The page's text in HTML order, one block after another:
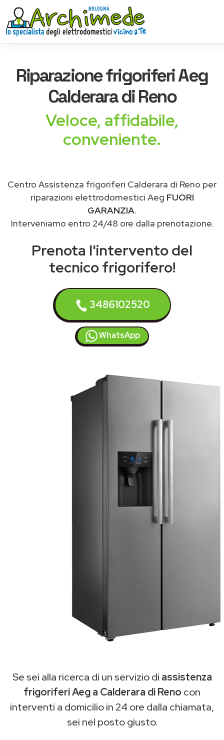
Riparazionefrigoriferi Aeg
Calderara di Reno
Veloce, affidabile,
conveniente.
Centro Assistenza frigoriferi Calderara di Reno per
riparazioni elettrodomestici Aeg FUORI
GARANZIA.
Interveniamo entro 24/48 ore dalla prenotazione.
Prenota l'intervento del
tecnico frigorifero!
3486102520
WhatsApp
Se sei alla ricerca di un servizio di assistenza
frigoriferi Aeg a Calderara di Reno con
interventi a domicilio in 24 ore dalla chiamata,
sei nel posto giusto.